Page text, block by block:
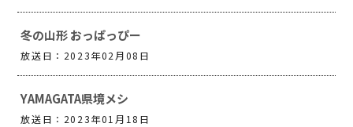
冬の山形 おっぱっぴー
放送日：2023年02月08日
YAMAGATA県境メシ
放送日：2023年01月18日